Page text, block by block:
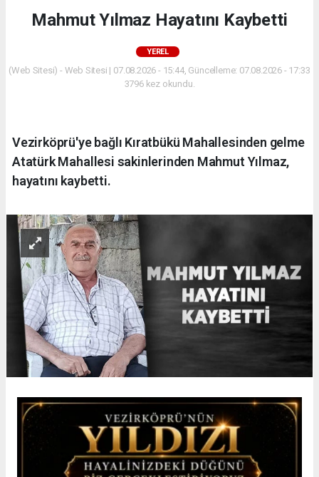
Mahmut Yılmaz Hayatını Kaybetti
YEREL
(Web Sitesi) - Web Sitesi | 07.08.2026 - 15:44, Güncelleme: 07.08.2026 - 17:33
3796 kez okundu.
Vezirköprü'ye bağlı Kıratbükü Mahallesinden gelme
Atatürk Mahallesi sakinlerinden Mahmut Yılmaz,
hayatını kaybetti.